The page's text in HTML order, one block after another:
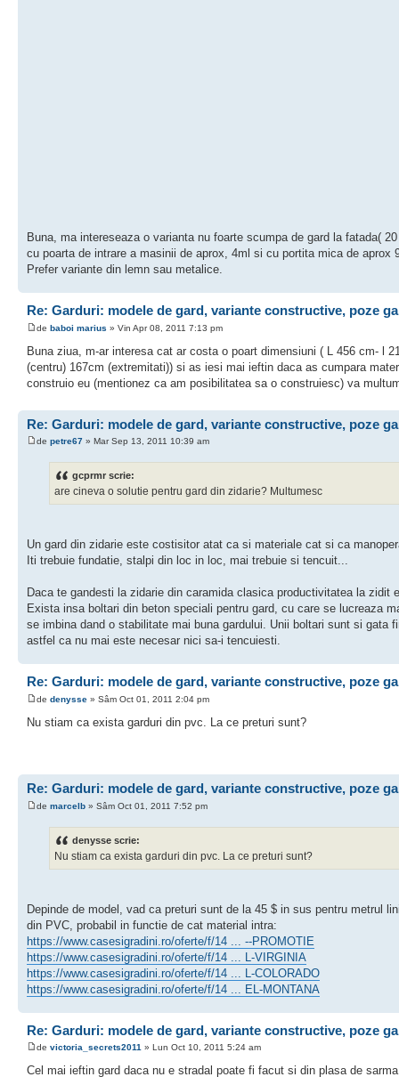
Buna, ma intereseaza o varianta nu foarte scumpa de gard la fatada(
cu poarta de intrare a masinii de aprox, 4ml si cu portita mica de aprox
Prefer variante din lemn sau metalice.
Re: Garduri: modele de gard, variante constructive, poze
de baboi marius » Vin Apr 08, 2011 7:13 pm
Buna ziua, m-ar interesa cat ar costa o poart dimensiuni ( L 456 cm- l
(centru) 167cm (extremitati)) si as iesi mai ieftin daca as cumpara
construio eu (mentionez ca am posibilitatea sa o construiesc) va
Re: Garduri: modele de gard, variante constructive, poze
de petre67 » Mar Sep 13, 2011 10:39 am
gcprmr scrie:
are cineva o solutie pentru gard din zidarie? Multumesc
Un gard din zidarie este costisitor atat ca si materiale cat si ca
Iti trebuie fundatie, stalpi din loc in loc, mai trebuie si tencuit...
Daca te gandesti la zidarie din caramida clasica productivitatea la zidit
Exista insa boltari din beton speciali pentru gard, cu care se lucreaza
se imbina dand o stabilitate mai buna gardului. Unii boltari sunt si gata
astfel ca nu mai este necesar nici sa-i tencuiesti.
Re: Garduri: modele de gard, variante constructive, poze
de denysse » Sâm Oct 01, 2011 2:04 pm
Nu stiam ca exista garduri din pvc. La ce preturi sunt?
Re: Garduri: modele de gard, variante constructive, poze
de marcelb » Sâm Oct 01, 2011 7:52 pm
denysse scrie:
Nu stiam ca exista garduri din pvc. La ce preturi sunt?
Depinde de model, vad ca preturi sunt de la 45 $ in sus pentru metrul
din PVC, probabil in functie de cat material intra:
https://www.casesigradini.ro/oferte/f/14 ... --PROMOTIE
https://www.casesigradini.ro/oferte/f/14 ... L-VIRGINIA
https://www.casesigradini.ro/oferte/f/14 ... L-COLORADO
https://www.casesigradini.ro/oferte/f/14 ... EL-MONTANA
Re: Garduri: modele de gard, variante constructive, poze
de victoria_secrets2011 » Lun Oct 10, 2011 5:24 am
Cel mai ieftin gard daca nu e stradal poate fi facut si din plasa de